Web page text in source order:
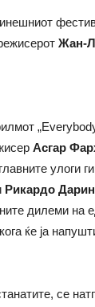
Жан-
Асгар
улоги
Рикардо Дарин
дилеми на
ќе ја
се